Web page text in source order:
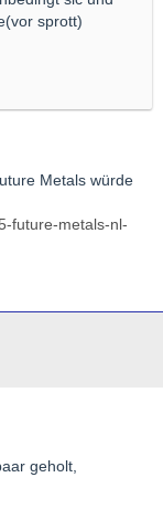
sprott)
Metals würde
future-metals-nl-
geholt,